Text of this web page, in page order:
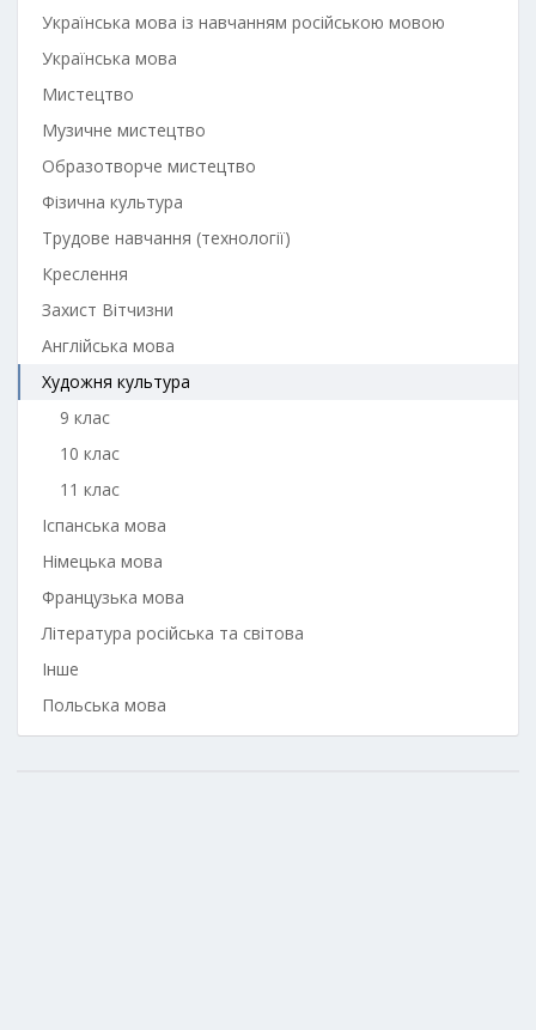
Українська мова із навчанням російською мовою
Українська мова
Мистецтво
Музичне мистецтво
Образотворче мистецтво
Фізична культура
Трудове навчання (технології)
Креслення
Захист Вітчизни
Англійська мова
Художня культура
9 клас
10 клас
11 клас
Іспанська мова
Німецька мова
Французька мова
Література російська та світова
Інше
Польська мова